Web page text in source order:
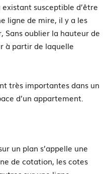
susceptible d’être
ligne de mire, il y a les
Sans oublier la hauteur de
à partir de laquelle
très importantes dans un
d’un appartement.
un plan s’appelle une
de cotation, les cotes